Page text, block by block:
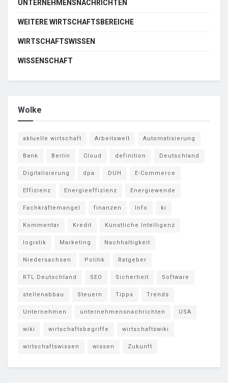
UNTERNEHMENSNACHRICHTEN
WEITERE WIRTSCHAFTSBEREICHE
WIRTSCHAFTSWISSEN
WISSENSCHAFT
Wolke
aktuelle wirtschaft Arbeitswelt Automatisierung
Bank Berlin Cloud definition Deutschland
Digitalisierung dpa DUH E-Commerce
Effizienz Energieeffizienz Energiewende
Fachkräftemangel finanzen Info ki
Kommentar Kredit Künstliche Intelligenz
logistik Marketing Nachhaltigkeit
Niedersachsen Politik Ratgeber
RTL Deutschland SEO Sicherheit Software
stellenabbau Steuern Tipps Trends
Unternehmen unternehmensnachrichten USA
wiki wirtschaftsbegriffe wirtschaftswiki
wirtschaftswissen wissen Zukunft